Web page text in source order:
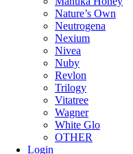
Nature’s Own
Neutrogena
Nexium
Nivea
Nuby
Revlon
Trilogy
Vitatree
Wagner
White Glo
OTHER
Login